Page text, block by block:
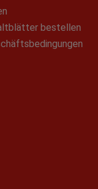
bestellen